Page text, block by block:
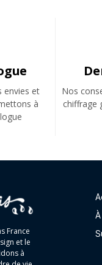
envies et
à
Nos
chiffrage
France
et le
à